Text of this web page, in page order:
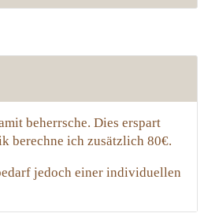
beherrsche. Dies erspart
berechne ich zusätzlich 80€.
jedoch einer individuellen